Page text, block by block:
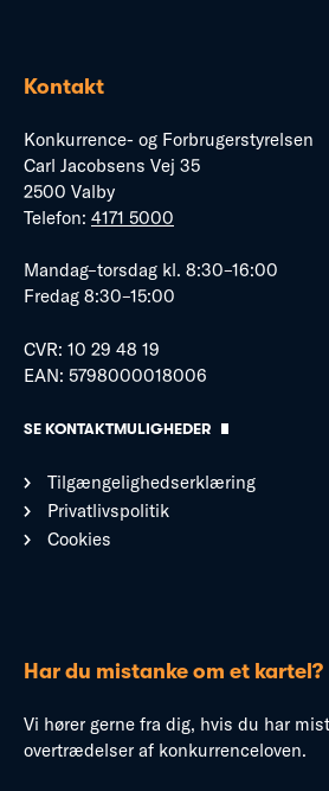
Kontakt
Konkurrence- og Forbrugerstyrelsen
Carl Jacobsens Vej 35
2500 Valby
Telefon: 4171 5000
Mandag–torsdag kl. 8:30–16:00
Fredag 8:30–15:00
CVR: 10 29 48 19
EAN: 5798000018006
SE KONTAKTMULIGHEDER
Tilgængelighedserklæring
Privatlivspolitik
Cookies
Har du mistanke om et kartel?
Vi hører gerne fra dig, hvis du har
overtrædelser af konkurrenceloven.